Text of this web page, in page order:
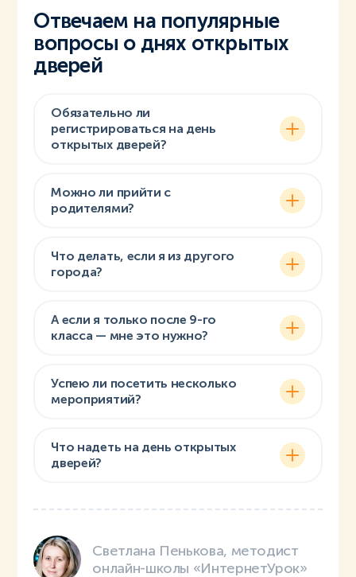
Отвечаем на популярные
вопросы о днях открытых
дверей
Обязательно ли
регистрироваться на день
открытых дверей?
Можно ли прийти с
родителями?
Что делать, если я из другого
города?
А если я только после 9-го
класса — мне это нужно?
Успею ли посетить несколько
мероприятий?
Что надеть на день открытых
дверей?
Светлана Пенькова, методист
онлайн-школы «ИнтернетУрок»